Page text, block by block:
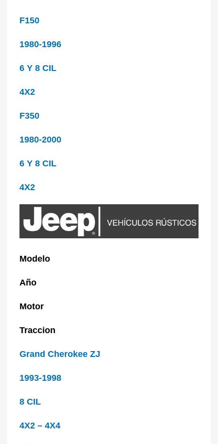
F150
1980-1996
6 Y 8 CIL
4X2
F350
1980-2000
6 Y 8 CIL
4X2
Modelo
Año
Motor
Traccion
Grand Cherokee ZJ
1993-1998
8 CIL
4X2 – 4X4